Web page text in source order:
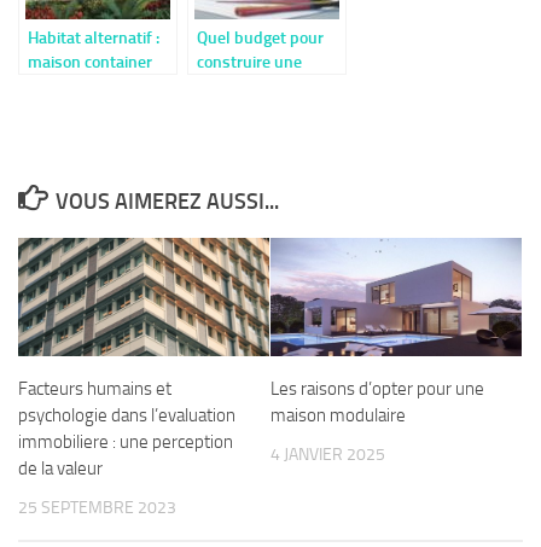
Habitat alternatif :
maison container
propriétaires
Quel budget pour
construire une
VOUS AIMEREZ AUSSI...
Facteurs humains et
psychologie dans l’evaluation
immobiliere : une perception
de la valeur
25 SEPTEMBRE 2023
Les raisons d’opter pour une
maison modulaire
4 JANVIER 2025